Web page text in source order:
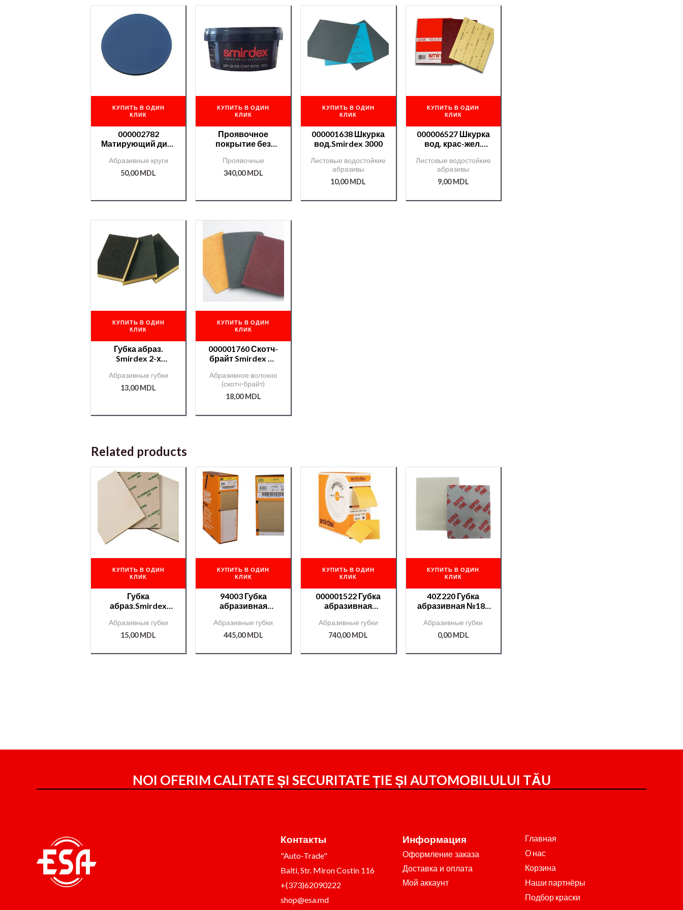
КУПИТЬ В ОДИН
КЛИК
000002782
Матирующий диск
Smirdex № 3000
Абразивные круги
50,00MDL
КУПИТЬ В ОДИН
КЛИК
Проявочное
покрытие без
(черн.) 100гр.
/000008415/
Проявочные
340,00MDL
КУПИТЬ В ОДИН
КЛИК
000001638 Шкурка
вод.Smirdex 3000
Листовые водостойкие
абразивы
10,00MDL
КУПИТЬ В ОДИН
КЛИК
000006527 Шкурка
вод. крас-жел.
Листовые водостойкие
абразивы
9,00MDL
КУПИТЬ В ОДИН
КЛИК
Губка абраз.
Smirdex 2-х
120*90*10мм
/000002009/
Абразивные губки
13,00MDL
КУПИТЬ В ОДИН
КЛИК
000001760 Скотч-
брайт Smirdex №
(золотой)
Абразивное волокно
(скотч-брайт)
18,00MDL
Related products
КУПИТЬ В ОДИН
КЛИК
Губка
абраз.Smirdex
140*115*6мм/0000
07346/
Абразивные губки
15,00MDL
КУПИТЬ В ОДИН
КЛИК
94003 Губка
абразивная
№220 (в коробке
цельная) RI-SOF-
Абразивные губки
445,00MDL
КУПИТЬ В ОДИН
КЛИК
000001522 Губка
абразивная
№1000
Абразивные губки
740,00MDL
КУПИТЬ В ОДИН
КЛИК
40Z220 Губка
абразивная №180
Абразивные губки
0,00MDL
NOI OFERIM CALITATE ȘI SECURITATE ȚIE ȘI AUTOMOBILULUI TĂU
Контакты
"Auto-Trade"
Balti, Str. Miron Costin 116
+(373)62090222
shop@esa.md
Информация
Оформление заказа
Доставка и оплата
Мой аккаунт
Главная
О нас
Корзина
Наши партнёры
Подбор краски